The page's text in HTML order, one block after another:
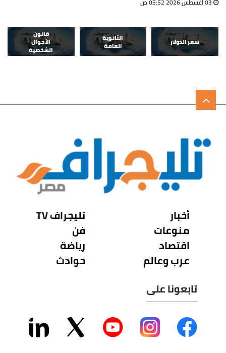
سعر الدولار
الثانوية
العامة
قانون
الأحوال
الشخصية
أخبار
منوعات
اقتصاد
عرب وعالم
تليجراف TV
فن
رياضة
حوادث
تابعونا على